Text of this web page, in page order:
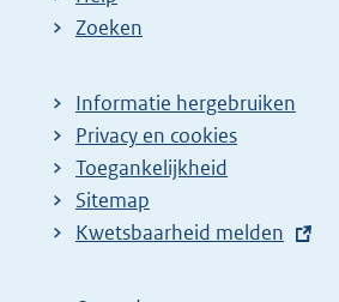
Zoeken
Informatie hergebruiken
Privacy en cookies
Toegankelijkheid
Sitemap
E
t
Kwetsbaarheid melden